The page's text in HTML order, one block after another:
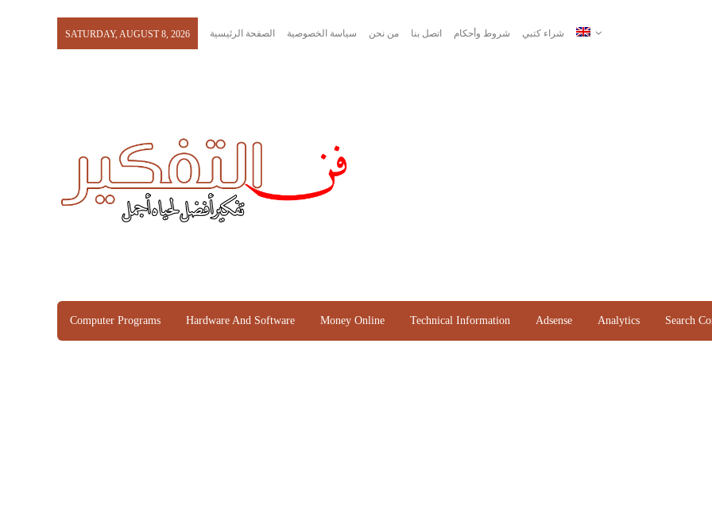
SATURDAY, AUGUST 8, 2026 الصفحة الرئيسية سياسة الخصوصية من نحن اتصل بنا شروط وأحكام شراء كتبي
Computer Programs Hardware And Software Money Online Technical Information Adsense Analytics Search